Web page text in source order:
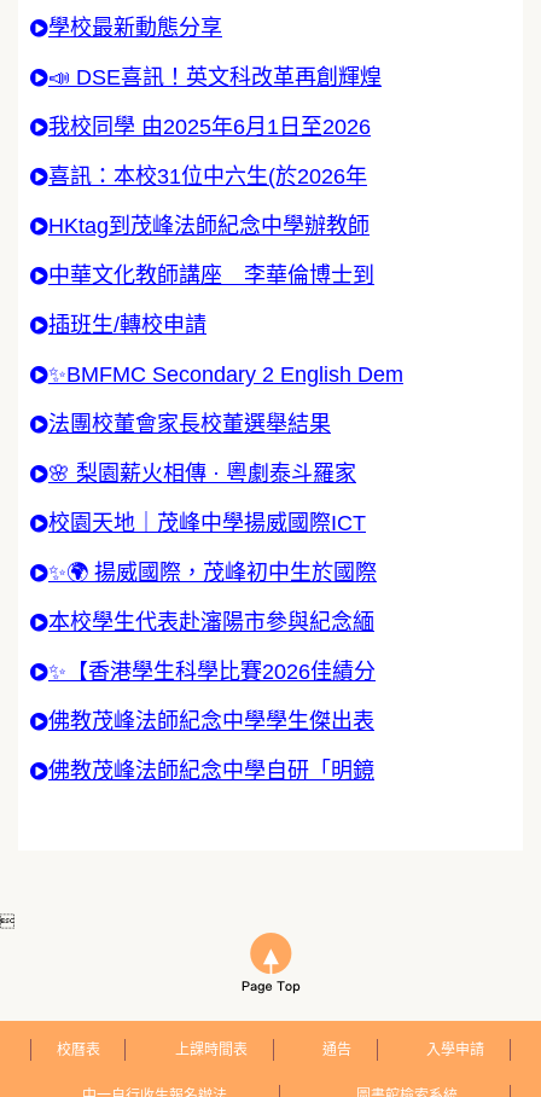
學校最新動態分享
📣 DSE喜訊！英文科改革再創輝煌
我校同學 由2025年6月1日至2026
喜訊：本校31位中六生(於2026年
HKtag到茂峰法師紀念中學辦教師
中華文化教師講座 李華倫博士到
插班生/轉校申請
✨BMFMC Secondary 2 English Dem
法團校董會家長校董選舉結果
🌸 梨園薪火相傳 · 粵劇泰斗羅家
校園天地｜茂峰中學揚威國際ICT
✨🌍 揚威國際，茂峰初中生於國際
本校學生代表赴瀋陽市參與紀念緬
✨【香港學生科學比賽2026佳績分
佛教茂峰法師紀念中學學生傑出表
佛教茂峰法師紀念中學自研「明鏡

校曆表 上課時間表 通告 入學申請